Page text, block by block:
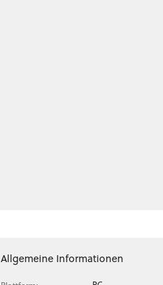
Allgemeine Informationen